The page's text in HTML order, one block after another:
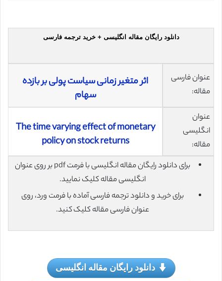
دانلود رایگان مقاله انگلیسی + خرید ترجمه فارسی
عنوان فارسی
مقاله:
اثر متغیر زمانی سیاست پولی بر بازده
سهام
عنوان
انگلیسی
مقاله:
The time varying effect of monetary
policy on stock returns
برای دانلود رایگان مقاله انگلیسی با فرمت pdf بر روی عنوان
انگلیسی مقاله کلیک نمایید.
برای خرید و دانلود ترجمه فارسی آماده با فرمت ورد، روی
عنوان فارسی مقاله کلیک کنید.
دانلود رایگان مقاله انگلیسی